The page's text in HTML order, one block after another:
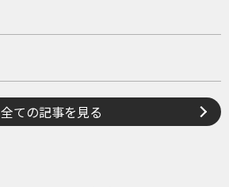
全ての記事を見る